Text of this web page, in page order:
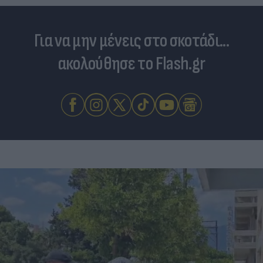
Για να μην μένεις στο σκοτάδι...
ακολούθησε το Flash.gr